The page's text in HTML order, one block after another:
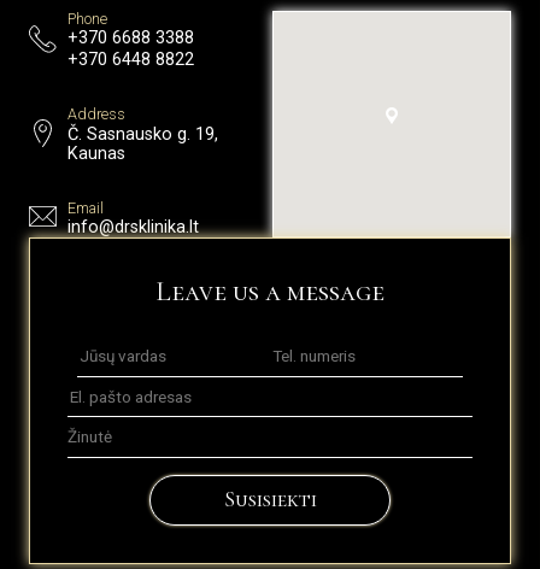
Phone
+370 6688 3388
+370 6448 8822
Address
Č. Sasnausko g. 19,
Kaunas
Email
info@drsklinika.lt
Leave us a message
Susisiekti